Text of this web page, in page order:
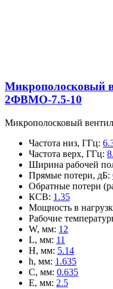
Микрополосковый
2ФВМO-7.5-10
Микрополосковый
Частота низ, ГГц:
Частота верх, ГГц:
Ширина рабочей
Прямые потери, дБ:
Обратные потери
КСВ: 1.35
Мощность в
Рабочие
W, мм: 12
L, мм: 11
H, мм: 5.14
h, мм: 1.635
C, мм: 0.635
E, мм: 2.5